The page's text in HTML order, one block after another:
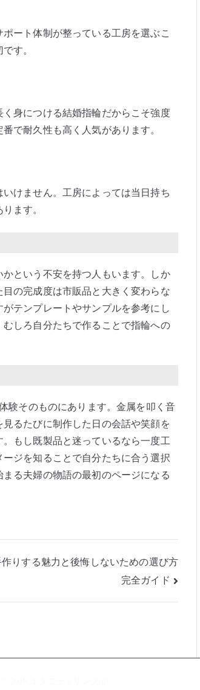
ート体制が整っている工房を選ぶこ
す。
身につける結婚指輪だからこそ強度
で耐久性も高く人気があります。
けません。工房によっては当日持ち
ます。
という不安を持つ人もいます。しか
の完成度は市販品と大きく変わらな
テンプレートやサンプルを参考にし
しろ自分たちで作ることで指輪への
験そのものにあります。金属を叩く音
るたびに制作した日の会話や笑顔を
もし既製品と迷っているなら一度工
ジを知ることで自分たちに合う選択
る夫婦の物語の最初のページになる
りする魅力と後悔しないための選び方
完全ガイド